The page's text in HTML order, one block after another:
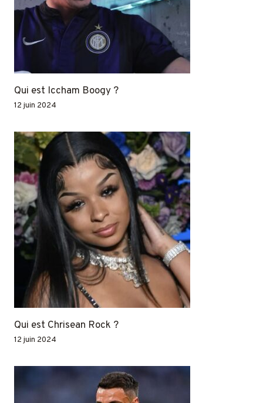
Qui est Iccham Boogy ?
12 juin 2024
Qui est Chrisean Rock ?
12 juin 2024